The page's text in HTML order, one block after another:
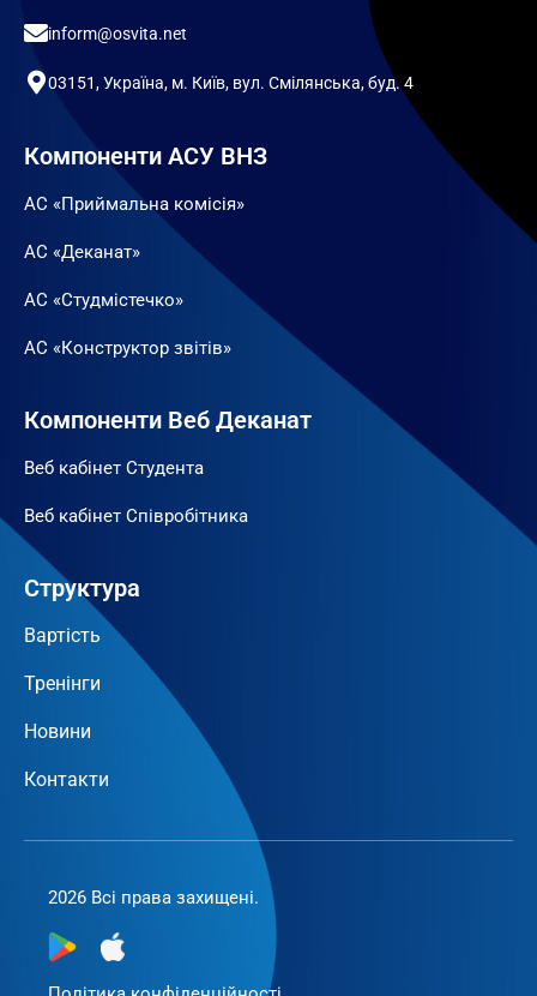
inform@osvita.net
03151, Україна, м. Київ, вул. Смілянська, буд. 4
Компоненти АСУ ВНЗ
АС «Приймальна комісія»
АС «Деканат»
АС «Студмістечко»
АС «Конструктор звітів»
Компоненти Веб Деканат
Веб кабінет Студента
Веб кабінет Співробітника
Структура
Вартість
Тренінги
Новини
Контакти
2026 Всі права захищені.